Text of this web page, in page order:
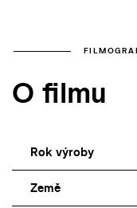
Cannes. V roce
O filmu
Rok výroby
Země